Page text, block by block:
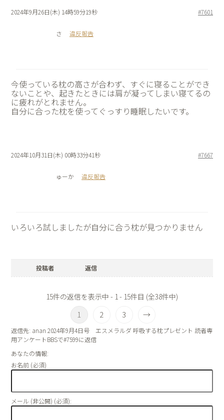
2024年9月26日(木) 14時59分19秒 #7601
さ 違反報告
今使っている枕の高さが合わず、すぐに寝ることができ
ないことや、起きたときには肩が凝ってしまい寝てるの
に疲れがとれません。
自分に合った枕を使ってぐっすり睡眠したいです。
2024年10月31日(木) 00時33分41秒 #7667
ゅーか 違反報告
いろいろ試しましたが自分に合う枕が見つかりません
投稿者 返信
15件の返信を表示中 - 1 - 15件目 (全38件中)
1 2 3 →
返信先: anan 2024年9月4日号 エスメラルダ 呼吸する枕プレゼント 読者専
用アンケートBBSで#7599に返信
あなたの情報:
お名前 (必須)
メール (非公開) (必須):